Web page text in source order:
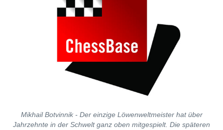
Mikhail Botvinnik - Der einzige Löwenweltmeister hat über
Jahrzehnte in der Schwelt ganz oben mitgespielt. Die späteren